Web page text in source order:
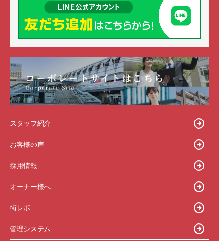
スタッフ紹介
お客様の声
採用情報
オーナー様へ
街レポ
管理システム